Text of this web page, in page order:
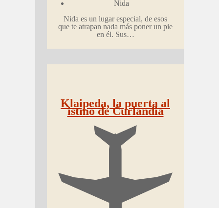
Nida
Nida es un lugar especial, de esos
que te atrapan nada más poner un pie
en él. Sus…
Klaipeda, la puerta al
istmo de Curlandia